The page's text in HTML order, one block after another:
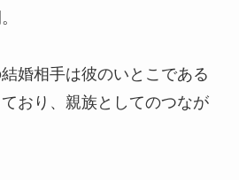
婚相手は彼のいとこである
おり、親族としてのつなが